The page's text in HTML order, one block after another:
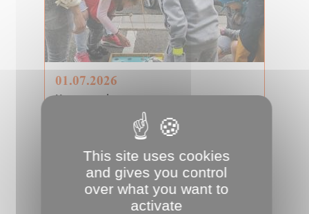
01.07.2026
Une rue rien que pour eux
Barrer la route juste pour y jouer !
Organisé par le comité de quartier
Enfance JDA Jeune public Jouets
This site uses cookies
and gives you control
over what you want to
activate